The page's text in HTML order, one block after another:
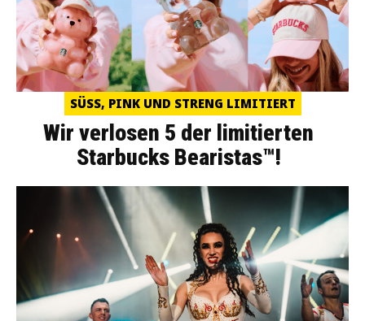
SÜSS, PINK UND STRENG LIMITIERT
Wir verlosen 5 der limitierten
Starbucks Bearistas™!